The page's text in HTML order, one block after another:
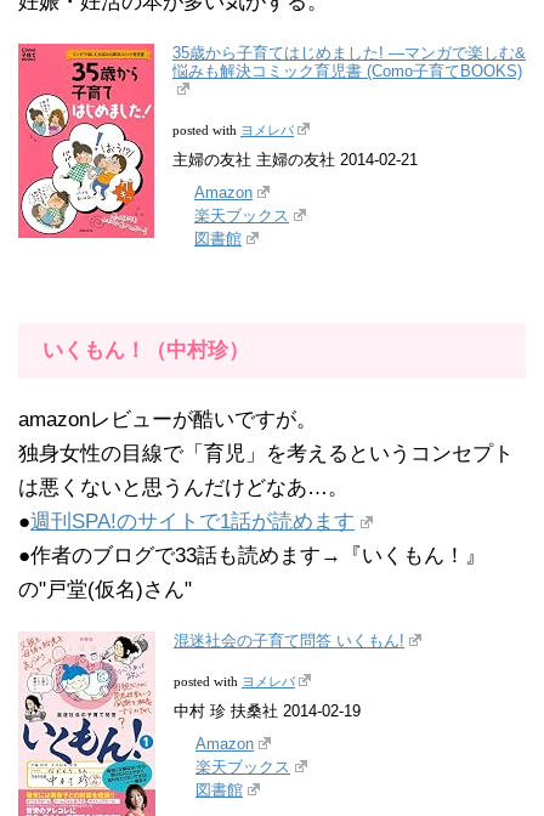
35歳から子育てはじめました! ―マンガで楽しむ&
悩みも解決コミック育児書 (Como子育てBOOKS)
posted with ヨメレバ
主婦の友社 主婦の友社 2014-02-21
Amazon
楽天ブックス
図書館
いくもん！（中村珍）
amazonレビューが酷いですが。
独身女性の目線で「育児」を考えるというコンセプト
は悪くないと思うんだけどなあ…。
●週刊SPA!のサイトで1話が読めます
●作者のブログで33話も読めます→『いくもん！』
の"戸堂(仮名)さん"
混迷社会の子育て問答 いくもん!
posted with ヨメレバ
中村 珍 扶桑社 2014-02-19
Amazon
楽天ブックス
図書館